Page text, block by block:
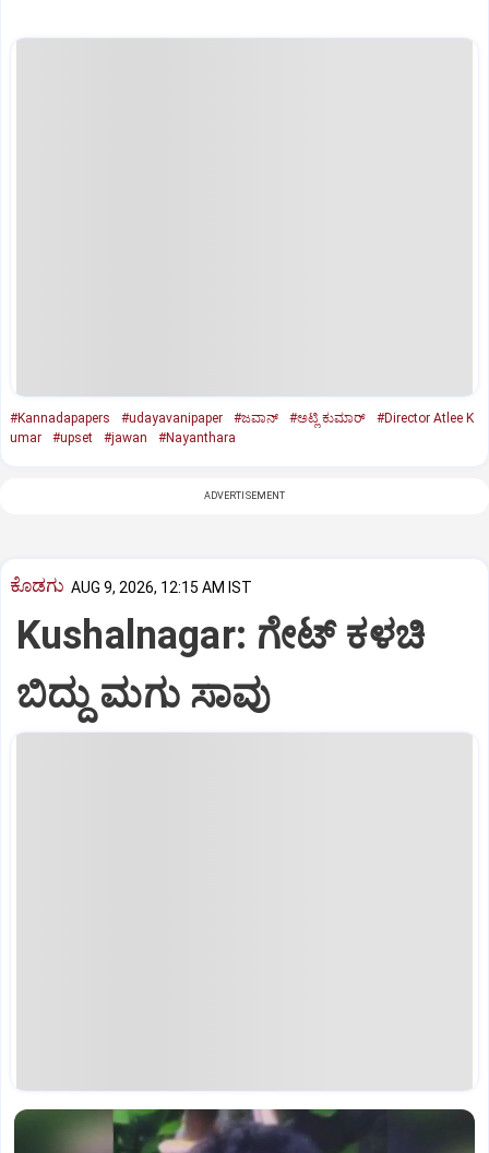
#Kannadapapers #udayavanipaper #ಜವಾನ್‌ #ಅಟ್ಲಿ ಕುಮಾರ್‌
#Director Atlee K
umar
#upset #jawan #Nayanthara
ADVERTISEMENT
ಕೊಡಗು AUG 9, 2026, 12:15 AM IST
Kushalnagar: ಗೇಟ್ ಕಳಚಿ
ಬಿದ್ದು ಮಗು ಸಾವು